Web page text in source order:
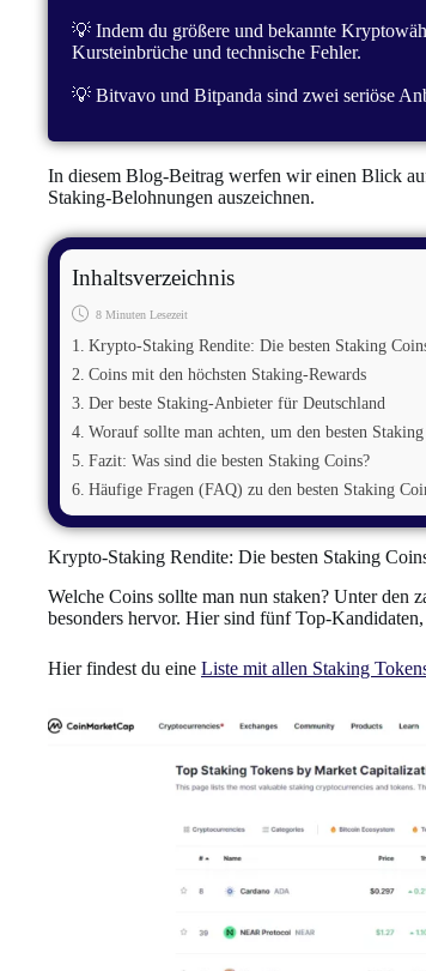
💡 Indem du größere und bekannte
Kursteinbrüche und technische Fehler.
💡 Bitvavo und Bitpanda sind zwei seriöse
In diesem Blog-Beitrag werfen wir einen Blick
Staking-Belohnungen auszeichnen.
Inhaltsverzeichnis
8 Minuten Lesezeit
Krypto-Staking Rendite: Die besten Staking
Coins mit den höchsten Staking-Rewards
Der beste Staking-Anbieter für Deutschland
Worauf sollte man achten, um den besten
Fazit: Was sind die besten Staking Coins?
Häufige Fragen (FAQ) zu den besten Staking
Krypto-Staking Rendite: Die besten Staking
Welche Coins sollte man nun staken? Unter den
besonders hervor. Hier sind fünf Top-
Hier findest du eine Liste mit allen Staking